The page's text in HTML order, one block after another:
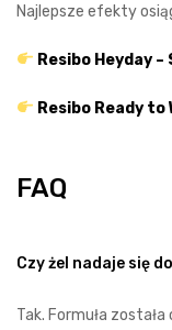
Najlepsze efekty
Resibo Heyday
Resibo Ready to
FAQ
Czy żel nadaje się
Tak. Formuła